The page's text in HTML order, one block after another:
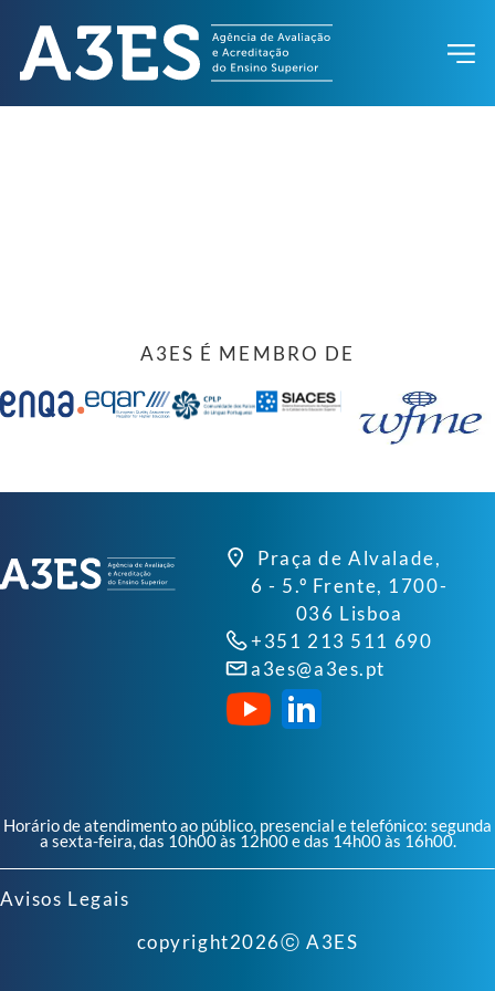
A3ES É MEMBRO DE
Praça de Alvalade,
6 - 5.º Frente, 1700-
036 Lisboa
+351 213 511 690
a3es@a3es.pt
Horário de atendimento ao público, presencial e telefónico: segunda
a sexta-feira, das 10h00 às 12h00 e das 14h00 às 16h00.
Avisos Legais
copyright2026ⓒ A3ES